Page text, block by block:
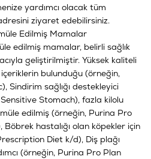
yardımcı olacak tüm
ziyaret edebilirsiniz.
Edilmiş Mamalar
edilmiş mamalar, belirli sağlık
geliştirilmiştir. Yüksek kaliteli
içeriklerin bulunduğu (örneğin,
Sindirim sağlığı destekleyici
Stomach), fazla kilolu
edilmiş (örneğin, Purina Pro
hastalığı olan köpekler için
Diet k/d), Diş plağı
(örneğin, Purina Pro Plan